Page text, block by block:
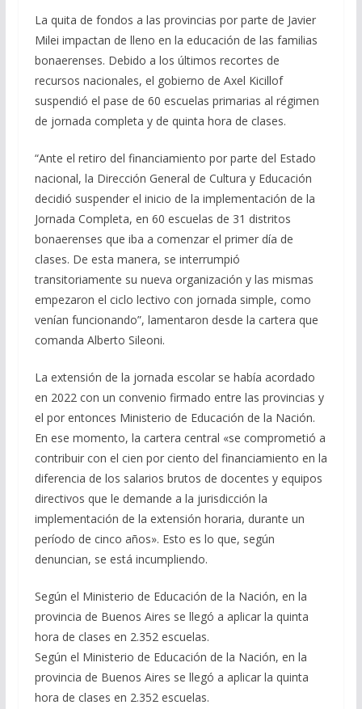
La quita de fondos a las provincias por parte de Javier
Milei impactan de lleno en la educación de las familias
bonaerenses. Debido a los últimos recortes de
recursos nacionales, el gobierno de Axel Kicillof
suspendió el pase de 60 escuelas primarias al régimen
de jornada completa y de quinta hora de clases.
“Ante el retiro del financiamiento por parte del Estado
nacional, la Dirección General de Cultura y Educación
decidió suspender el inicio de la implementación de la
Jornada Completa, en 60 escuelas de 31 distritos
bonaerenses que iba a comenzar el primer día de
clases. De esta manera, se interrumpió
transitoriamente su nueva organización y las mismas
empezaron el ciclo lectivo con jornada simple, como
venían funcionando”, lamentaron desde la cartera que
comanda Alberto Sileoni.
La extensión de la jornada escolar se había acordado
en 2022 con un convenio firmado entre las provincias y
el por entonces Ministerio de Educación de la Nación.
En ese momento, la cartera central «se comprometió a
contribuir con el cien por ciento del financiamiento en la
diferencia de los salarios brutos de docentes y equipos
directivos que le demande a la jurisdicción la
implementación de la extensión horaria, durante un
período de cinco años». Esto es lo que, según
denuncian, se está incumpliendo.
Según el Ministerio de Educación de la Nación, en la
provincia de Buenos Aires se llegó a aplicar la quinta
hora de clases en 2.352 escuelas.
Según el Ministerio de Educación de la Nación, en la
provincia de Buenos Aires se llegó a aplicar la quinta
hora de clases en 2.352 escuelas.